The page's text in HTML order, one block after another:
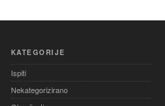
KATEGORIJE
Ispiti
Nekategorizirano